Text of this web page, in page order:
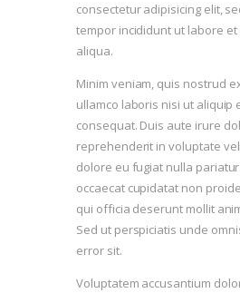
consectetur adipisicing elit,
tempor incididunt ut labore
aliqua.
Minim veniam, quis nostrud
ullamco laboris nisi ut aliquip
consequat. Duis aute irure
reprehenderit in voluptate
dolore eu fugiat nulla
occaecat cupidatat non
qui officia deserunt mollit
Sed ut perspiciatis unde
error sit.
Voluptatem accusantium